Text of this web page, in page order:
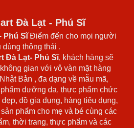
Đà Lạt - Phú Sĩ
Phú SĩĐiểm đến cho mọi người
dùng thông thái .
Đà Lạt- Phú Sĩ, khách hàng sẽ
gian với vô vàn mặt hàng
Bản , đa dạng về mẫu mã,
dưỡng da, thực phẩm chức
đồ gia dụng, hàng tiêu dụng,
phẩm cho mẹ và bé cùng các
thời trang, thực phẩm và các